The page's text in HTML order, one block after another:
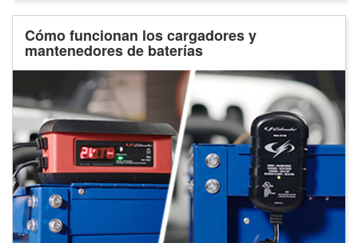
Cómo funcionan los cargadores y
mantenedores de baterías